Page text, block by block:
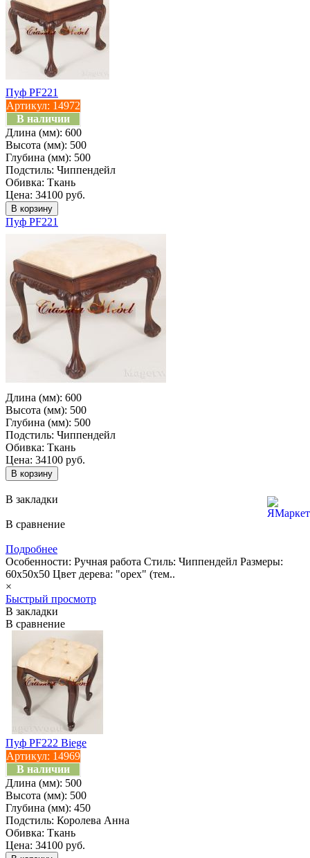
Пуф PF221
Артикул: 14972
В наличии
Длина (мм): 600
Высота (мм): 500
Глубина (мм): 500
Подстиль: Чиппендейл
Обивка: Ткань
Цена: 34100 руб.
Пуф PF221
Длина (мм): 600
Высота (мм): 500
Глубина (мм): 500
Подстиль: Чиппендейл
Обивка: Ткань
Цена: 34100 руб.
В закладки
В сравнение
Подробнее
Особенности: Ручная работа Cтиль: Чиппендейл Размеры:
60x50x50 Цвет дерева: "орех" (тем..
×
Быстрый просмотр
В закладки
В сравнение
Пуф PF222 Biege
Артикул: 14969
В наличии
Длина (мм): 500
Высота (мм): 500
Глубина (мм): 450
Подстиль: Королева Анна
Обивка: Ткань
Цена: 34100 руб.